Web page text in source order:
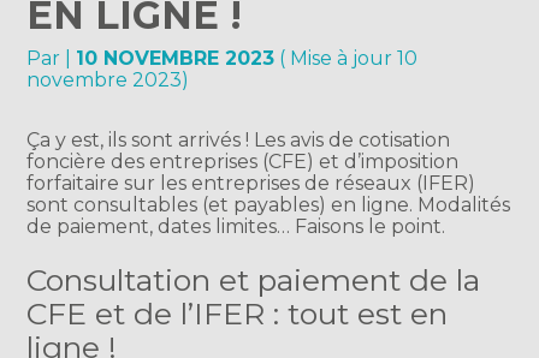
EN LIGNE !
Par 10 NOVEMBRE 2023 ( Mise à jour 10
novembre 2023)
Ça y est, ils sont arrivés ! Les avis de cotisation
foncière des entreprises (CFE) et d’imposition
forfaitaire sur les entreprises de réseaux (IFER)
sont consultables (et payables) en ligne. Modalités
de paiement, dates limites… Faisons le point.
Consultation et paiement de la
CFE et de l’IFER : tout est en
ligne !